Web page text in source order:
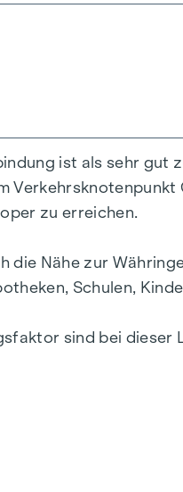
ein Stellplatz (EUR
der sehr guten
Sie ab sofort!
auch weitere
ist als sehr gut
zu erreichen.
die Nähe zur
Schulen,
sind bei dieser